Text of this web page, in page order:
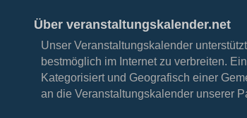
Über veranstaltungskalender.net
Unser Veranstaltungskalender
bestmöglich im Internet zu verbreiten.
Kategorisiert und Geografisch einer
an die Veranstaltungskalender unserer